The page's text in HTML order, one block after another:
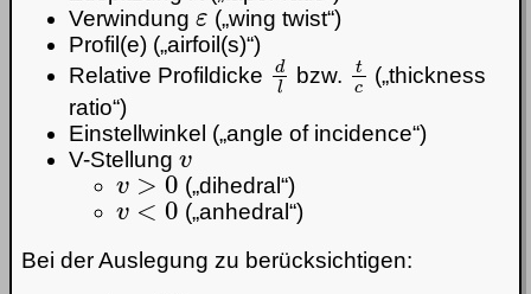
Verwindung
(„wing twist“)
Profil(e) („airfoil(s)“)
Relative Profildicke
dl
bzw.
tc
(„thickness
ratio“)
Einstellwinkel („angle of incidence“)
V-Stellung
v
v>0
(„dihedral“)
v <0
(„anhedral“)
Bei der Auslegung zu berücksichtigen: